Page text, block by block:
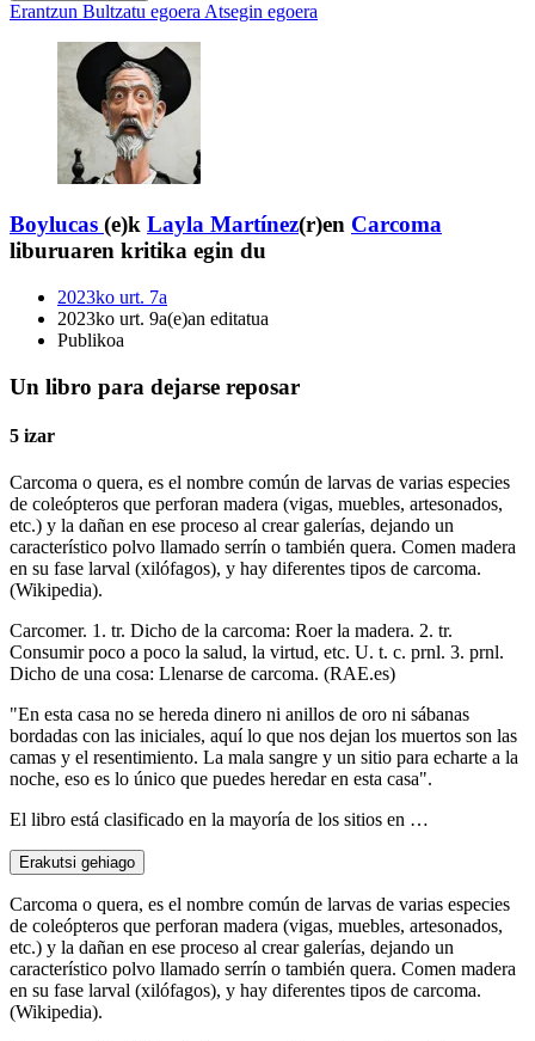
Erantzun Bultzatu egoera Atsegin egoera
Boylucas (e)k Layla Martínez(r)en Carcoma
liburuaren kritika egin du
2023ko urt. 7a
2023ko urt. 9a(e)an editatua
Publikoa
Un libro para dejarse reposar
5 izar
Carcoma o quera, es el nombre común de larvas de varias especies
de coleópteros que perforan madera (vigas, muebles, artesonados,
etc.) y la dañan en ese proceso al crear galerías, dejando un
característico polvo llamado serrín o también quera. Comen madera
en su fase larval (xilófagos), y hay diferentes tipos de carcoma.
(Wikipedia).
Carcomer. 1. tr. Dicho de la carcoma: Roer la madera. 2. tr.
Consumir poco a poco la salud, la virtud, etc. U. t. c. prnl. 3. prnl.
Dicho de una cosa: Llenarse de carcoma. (RAE.es)
"En esta casa no se hereda dinero ni anillos de oro ni sábanas
bordadas con las iniciales, aquí lo que nos dejan los muertos son las
camas y el resentimiento. La mala sangre y un sitio para echarte a la
noche, eso es lo único que puedes heredar en esta casa".
El libro está clasificado en la mayoría de los sitios en …
Erakutsi gehiago
Carcoma o quera, es el nombre común de larvas de varias especies
de coleópteros que perforan madera (vigas, muebles, artesonados,
etc.) y la dañan en ese proceso al crear galerías, dejando un
característico polvo llamado serrín o también quera. Comen madera
en su fase larval (xilófagos), y hay diferentes tipos de carcoma.
(Wikipedia).